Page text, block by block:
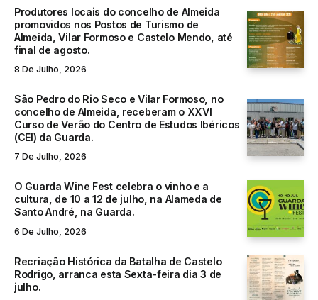
Produtores locais do concelho de Almeida
promovidos nos Postos de Turismo de
Almeida, Vilar Formoso e Castelo Mendo, até
final de agosto.
8 De Julho, 2026
São Pedro do Rio Seco e Vilar Formoso, no
concelho de Almeida, receberam o XXVI
Curso de Verão do Centro de Estudos Ibéricos
(CEI) da Guarda.
7 De Julho, 2026
O Guarda Wine Fest celebra o vinho e a
cultura, de 10 a 12 de julho, na Alameda de
Santo André, na Guarda.
6 De Julho, 2026
Recriação Histórica da Batalha de Castelo
Rodrigo, arranca esta Sexta-feira dia 3 de
julho.